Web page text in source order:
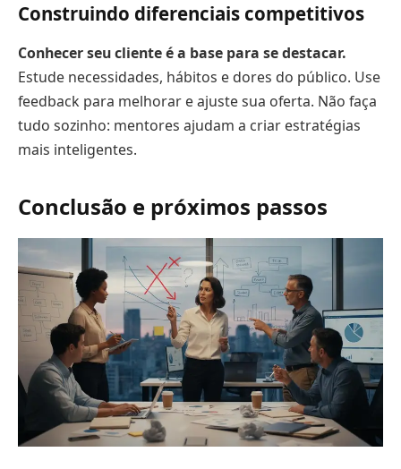
Construindo diferenciais competitivos
Conhecer seu cliente é a base para se destacar.
Estude necessidades, hábitos e dores do público. Use
feedback para melhorar e ajuste sua oferta. Não faça
tudo sozinho: mentores ajudam a criar estratégias
mais inteligentes.
Conclusão e próximos passos